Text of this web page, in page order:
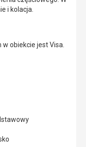
i kolacja.
obiekcie jest Visa.